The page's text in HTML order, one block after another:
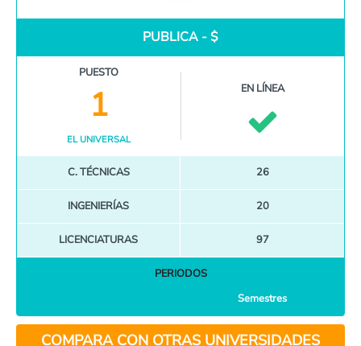
PUBLICA - $
PUESTO
1
EL UNIVERSAL
EN LÍNEA
C. TÉCNICAS 26
INGENIERÍAS 20
LICENCIATURAS 97
PERIODOS
Semestres
COMPARA CON OTRAS UNIVERSIDADES